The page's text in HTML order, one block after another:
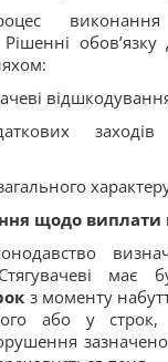
заходів
щодо виплати
має
з моменту
або у